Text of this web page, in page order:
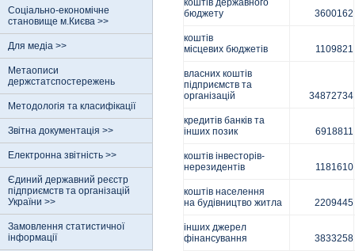
Соціально-економічне
становище м.Києва >>
Для медіа >>
Метаописи
держстатспостережень
Методологія та класифікації
Звітна документація >>
Електронна звітність >>
Єдиний державний реєстр
пiдприємств та органiзацiй
України >>
Замовлення статистичної
інформації
коштів державного
бюджету
3600162
коштів
місцевих бюджетів
1109821
власних коштів
підприємств та
організацій
34872734
кредитів банків та
інших позик
6918811
коштів інвесторів-
нерезидентів
1181610
коштів населення
на будівництво житла
2209445
інших джерел
фінансування
3833258